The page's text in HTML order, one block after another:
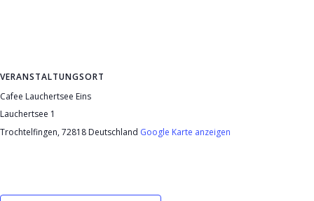
VERANSTALTUNGSORT
Cafee Lauchertsee Eins
Lauchertsee 1
Trochtelfingen,72818 Deutschland Google Karte anzeigen